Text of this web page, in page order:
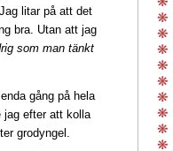
litar på att det
bra. Utan att jag
som man tänkt
gång på hela
jag efter att kolla
grodyngel.